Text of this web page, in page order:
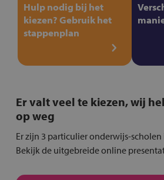
Hulp nodig bij het
kiezen? Gebruik het
stappenplan
Er valt veel te kiezen, wij
op weg
Er zijn 3 particulier onderwijs-scholen
Bekijk de uitgebreide online